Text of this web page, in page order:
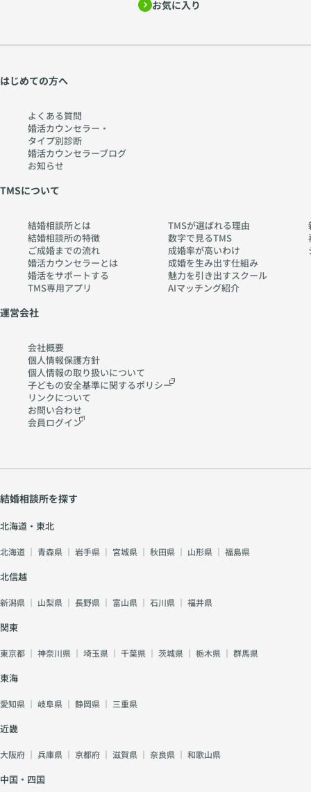
お気に入り
はじめての方へ
よくある質問
婚活カウンセラー・
タイプ別診断
婚活カウンセラーブログ
お知らせ
TMSについて
結婚相談所とは
結婚相談所の特徴
ご成婚までの流れ
婚活カウンセラーとは
婚活をサポートする
TMS専用アプリ
TMSが選ばれる理由
数字で見るTMS
成婚率が高いわけ
成婚を生み出す仕組み
魅力を引き出すスクール
AIマッチング紹介
運営会社
会社概要
個人情報保護方針
個人情報の取り扱いについて
子どもの安全基準に関するポリシー
リンクについて
お問い合わせ
会員ログイン
結婚相談所を探す
北海道・東北
北海道 ｜ 青森県 ｜ 岩手県 ｜ 宮城県 ｜ 秋田県 ｜ 山形県 ｜ 福島県
北信越
新潟県 ｜ 山梨県 ｜ 長野県 ｜ 富山県 ｜ 石川県 ｜ 福井県
関東
東京都 ｜ 神奈川県 ｜ 埼玉県 ｜ 千葉県 ｜ 茨城県 ｜ 栃木県 ｜ 群馬県
東海
愛知県 ｜ 岐阜県 ｜ 静岡県 ｜ 三重県
近畿
大阪府 ｜ 兵庫県 ｜ 京都府 ｜ 滋賀県 ｜ 奈良県 ｜ 和歌山県
中国・四国